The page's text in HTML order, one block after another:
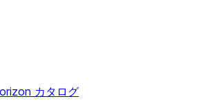
カタログ